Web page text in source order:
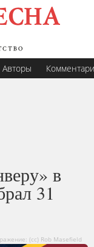
Авторы
в
31
(сс) Rob Masefield